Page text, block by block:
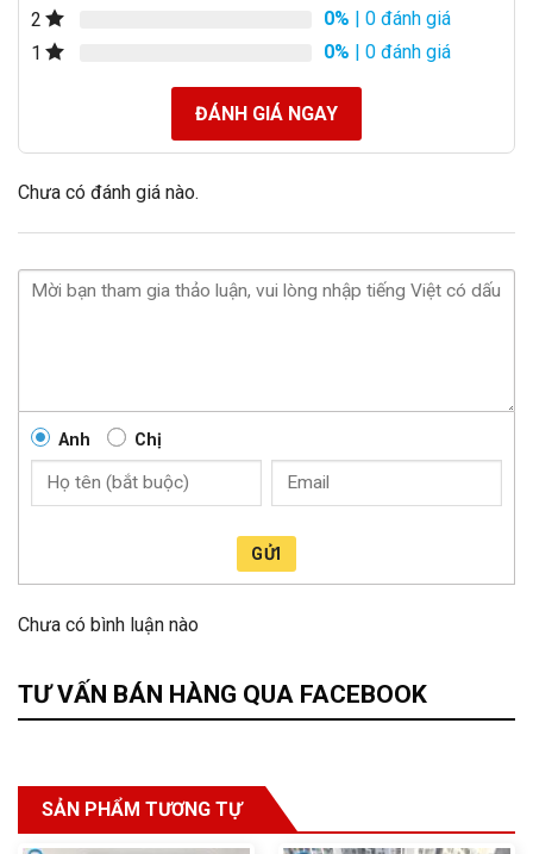
2
0% | 0 đánh giá
1
0% | 0 đánh giá
ĐÁNH GIÁ NGAY
Chưa có đánh giá nào.
Anh Chị
GỬI
Chưa có bình luận nào
TƯ VẤN BÁN HÀNG QUA FACEBOOK
SẢN PHẨM TƯƠNG TỰ